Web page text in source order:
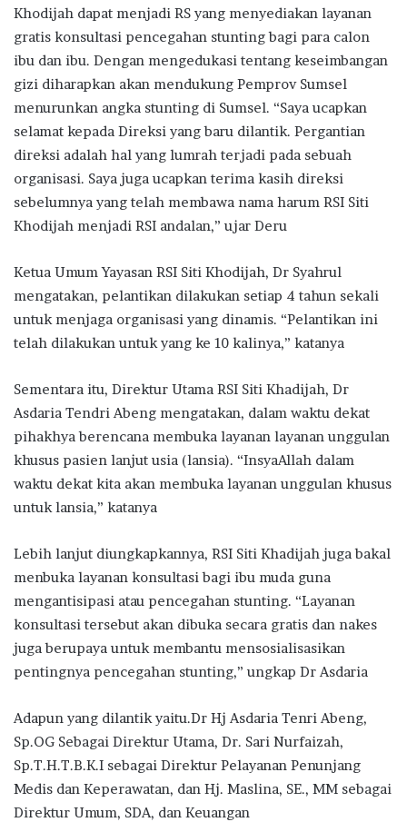
Khodijah dapat menjadi RS yang menyediakan layanan
gratis konsultasi pencegahan stunting bagi para calon
ibu dan ibu. Dengan mengedukasi tentang keseimbangan
gizi diharapkan akan mendukung Pemprov Sumsel
menurunkan angka stunting di Sumsel. “Saya ucapkan
selamat kepada Direksi yang baru dilantik. Pergantian
direksi adalah hal yang lumrah terjadi pada sebuah
organisasi. Saya juga ucapkan terima kasih direksi
sebelumnya yang telah membawa nama harum RSI Siti
Khodijah menjadi RSI andalan,” ujar Deru
Ketua Umum Yayasan RSI Siti Khodijah, Dr Syahrul
mengatakan, pelantikan dilakukan setiap 4 tahun sekali
untuk menjaga organisasi yang dinamis. “Pelantikan ini
telah dilakukan untuk yang ke 10 kalinya,” katanya
Sementara itu, Direktur Utama RSI Siti Khadijah, Dr
Asdaria Tendri Abeng mengatakan, dalam waktu dekat
pihakhya berencana membuka layanan layanan unggulan
khusus pasien lanjut usia (lansia). “InsyaAllah dalam
waktu dekat kita akan membuka layanan unggulan khusus
untuk lansia,” katanya
Lebih lanjut diungkapkannya, RSI Siti Khadijah juga bakal
menbuka layanan konsultasi bagi ibu muda guna
mengantisipasi atau pencegahan stunting. “Layanan
konsultasi tersebut akan dibuka secara gratis dan nakes
juga berupaya untuk membantu mensosialisasikan
pentingnya pencegahan stunting,” ungkap Dr Asdaria
Adapun yang dilantik yaitu.Dr Hj Asdaria Tenri Abeng,
Sp.OG Sebagai Direktur Utama, Dr. Sari Nurfaizah,
Sp.T.H.T.B.K.I sebagai Direktur Pelayanan Penunjang
Medis dan Keperawatan, dan Hj. Maslina, SE., MM sebagai
Direktur Umum, SDA, dan Keuangan